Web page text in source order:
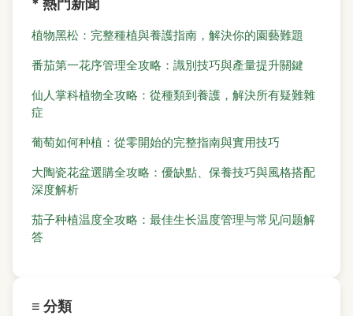
* 熱門新聞
植物黑松：完整種植與養護指南，解決你的園藝難題
番茄第一花序管理全攻略：識別技巧與產量提升關鍵
仙人掌科植物全攻略：從種類到養護，解決所有疑難雜
症
葡萄如何种植：從零開始的完整指南與實用技巧
大陶瓷花盆選購全攻略：優缺點、保養技巧與風格搭配
深度解析
茄子种植温度全攻略：最佳生长温度管理与常见问题解
答
≡ 分類